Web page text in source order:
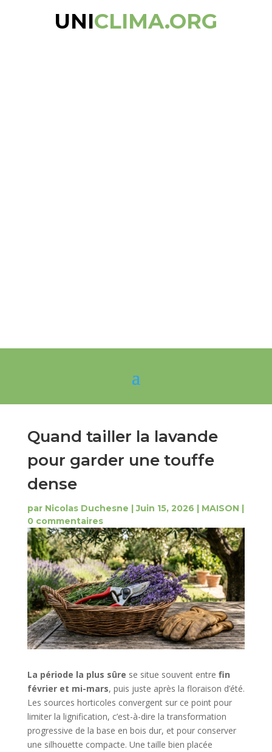
UNICLIMA.ORG
Quand tailler la lavande
pour garder une touffe
dense
par Nicolas Duchesne |Juin 15, 2026 | MAISON |
0 commentaires
La période la plus sûre se situe souvent entre fin
février et mi-mars, puis juste après la floraison d’été.
Les sources horticoles convergent sur ce point pour
limiter la lignification, c’est-à-dire la transformation
progressive de la base en bois dur, et pour conserver
une silhouette compacte. Une taille bien placée